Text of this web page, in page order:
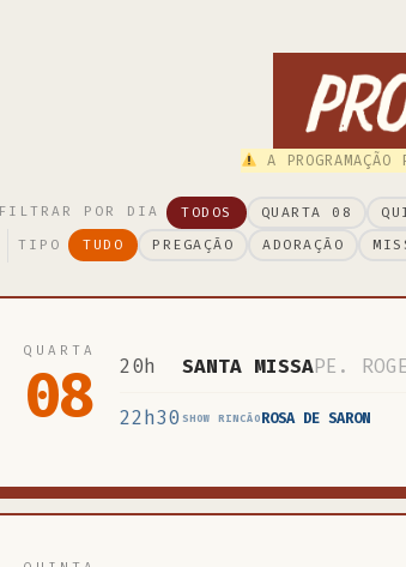
A
FILTRAR POR DIA TODOS QUARTA 08
TIPO TUDO PREGAÇÃO ADORAÇÃO
QUARTA
08 20h SANTA MISSAPE.
22h30 SHOW RINCÃO ROSA DE SARON